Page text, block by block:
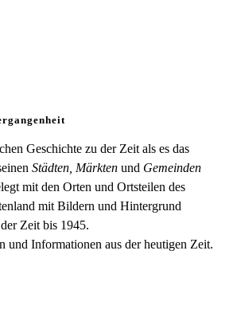
Geschichte zu der Zeit als es das
Städten, Märkten und Gemeinden
mit den Orten und Ortsteilen des
mit Bildern und Hintergrund
Zeit bis 1945.
und Informationen aus der heutigen Zeit.